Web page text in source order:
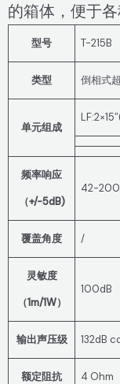
的箱体，便于各
型号 T-215B
类型 倒相式
单元组成
频率响应
（+/-5dB)
42-
覆盖角度 /
灵敏度
（1m/1W）
100dB
输出声压级 132dB
额定阻抗 4 Ohm